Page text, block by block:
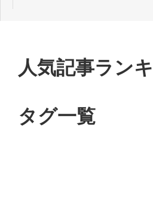
人気記事ラン
タグ一覧